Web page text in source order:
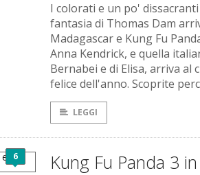
I colorati e un po'
fantasia di Thomas Dam
Madagascar e Kung Fu
Anna Kendrick, e quella
Bernabei e di Elisa, arriva al
felice dell'anno. Scoprite
LEGGI
6 Kung Fu Panda 3